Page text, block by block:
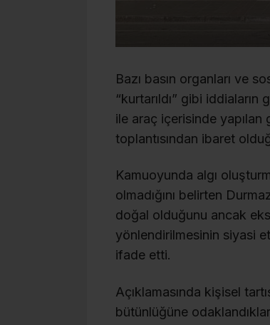
Bazı basın organları ve
“kurtarıldı” gibi
ile araç içerisinde
toplantısından ibaret
Kamuoyunda algı
olmadığını belirten
doğal olduğunu ancak
yönlendirilmesinin siyasi
ifade etti.
Açıklamasında kişisel
bütünlüğüne